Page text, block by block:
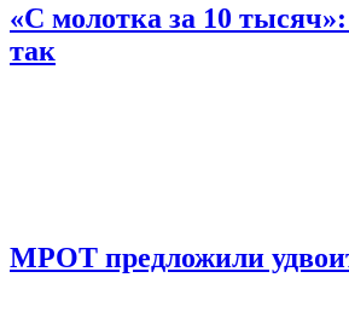
«С молотка за 10
так
МРОТ предложили